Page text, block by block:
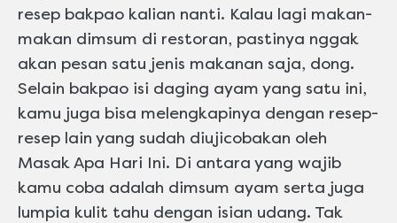
resep bakpao kalian nanti. Kalau lagi makan-
makan dimsum di restoran, pastinya nggak
akan pesan satu jenis makanan saja, dong.
Selain bakpao isi daging ayam yang satu ini,
kamu juga bisa melengkapinya dengan resep-
resep lain yang sudah diujicobakan oleh
Masak Apa Hari Ini. Di antara yang wajib
kamu coba adalah dimsum ayam serta juga
lumpia kulit tahu dengan isian udang. Tak